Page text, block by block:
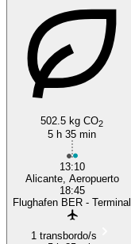
502.5 kg CO2
5 h 35 min
13:10
Alicante, Aeropuerto
18:45
Flughafen BER - Terminal
1 transbordo/s